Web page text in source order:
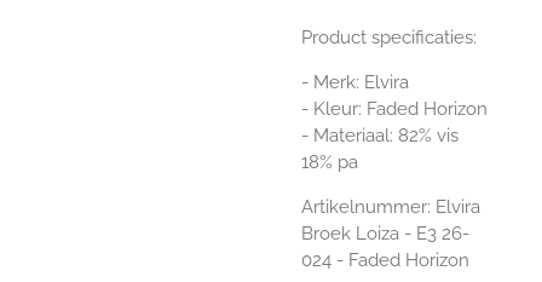
Product specificaties:
- Merk: Elvira
- Kleur: Faded Horizon
- Materiaal: 82% vis
18% pa
Artikelnummer: Elvira
Broek Loiza - E3 26-
024 - Faded Horizon